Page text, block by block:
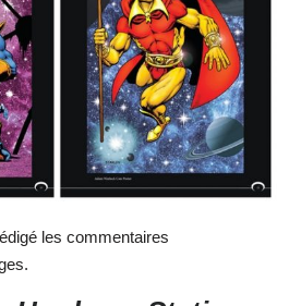
les commentaires